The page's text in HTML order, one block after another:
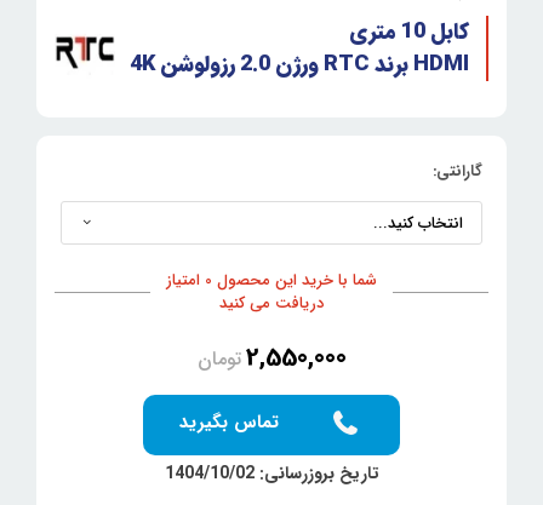
کابل 10 متری
HDMI برند RTC ورژن 2.0 رزولوشن 4K
گارانتی:
شما با خرید این محصول 0 امتیاز
دریافت می کنید
2,550,000تومان
تماس بگیرید
تاریخ بروزرسانی: 1404/10/02